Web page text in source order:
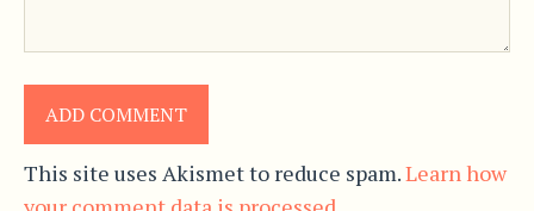
This site uses Akismet to reduce spam.Learn how